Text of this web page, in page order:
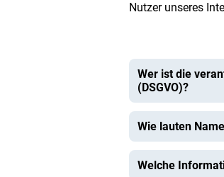
Nutzer unseres
Wer ist die
(DSGVO)?
Wie lauten
Welche